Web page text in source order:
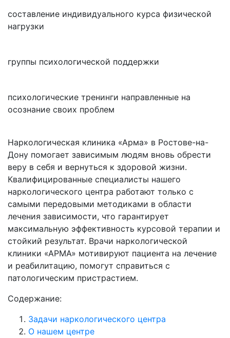
составление индивидуального курса физической
нагрузки
группы психологической поддержки
психологические тренинги направленные на
осознание своих проблем
Наркологическая клиника «Арма» в Ростове-на-
Дону помогает зависимым людям вновь обрести
веру в себя и вернуться к здоровой жизни.
Квалифицированные специалисты нашего
наркологического центра работают только с
самыми передовыми методиками в области
лечения зависимости, что гарантирует
максимальную эффективность курсовой терапии и
стойкий результат. Врачи наркологической
клиники «АРМА» мотивируют пациента на лечение
и реабилитацию, помогут справиться с
патологическим пристрастием.
Содержание:
Задачи наркологического центра
О нашем центре